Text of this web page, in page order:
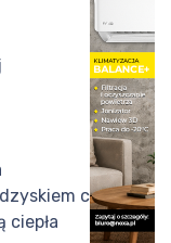
ciepła
ciepła